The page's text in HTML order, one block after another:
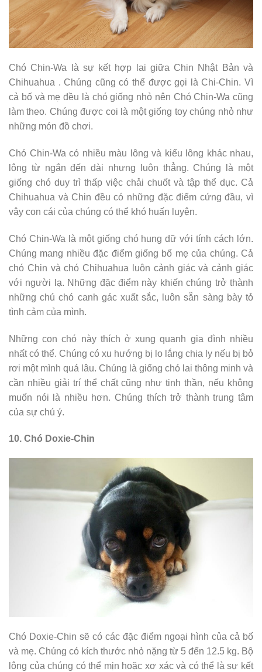
Chó Chin-Wa là sự kết hợp lai giữa Chin Nhật Bản và
Chihuahua . Chúng cũng có thể được gọi là Chi-Chin. Vì
cả bố và mẹ đều là chó giống nhỏ nên Chó Chin-Wa cũng
làm theo. Chúng được coi là một giống toy chúng nhỏ như
những món đồ chơi.
Chó Chin-Wa có nhiều màu lông và kiểu lông khác nhau,
lông từ ngắn đến dài nhưng luôn thẳng. Chúng là một
giống chó duy trì thấp việc chải chuốt và tập thể dục. Cả
Chihuahua và Chin đều có những đặc điểm cứng đầu, vì
vậy con cái của chúng có thể khó huấn luyện.
Chó Chin-Wa là một giống chó hung dữ với tính cách lớn.
Chúng mang nhiều đặc điểm giống bố mẹ của chúng. Cả
chó Chin và chó Chihuahua luôn cảnh giác và cảnh giác
với người lạ. Những đặc điểm này khiến chúng trở thành
những chú chó canh gác xuất sắc, luôn sẵn sàng bày tỏ
tình cảm của mình.
Những con chó này thích ở xung quanh gia đình nhiều
nhất có thể. Chúng có xu hướng bị lo lắng chia ly nếu bị bỏ
rơi một mình quá lâu. Chúng là giống chó lai thông minh và
cần nhiều giải trí thể chất cũng như tinh thần, nếu không
muốn nói là nhiều hơn. Chúng thích trở thành trung tâm
của sự chú ý.
10. Chó Doxie-Chin
Chó Doxie-Chin sẽ có các đặc điểm ngoại hình của cả bố
và mẹ. Chúng có kích thước nhỏ nặng từ 5 đến 12.5 kg. Bộ
lông của chúng có thể mịn hoặc xơ xác và có thể là sự kết